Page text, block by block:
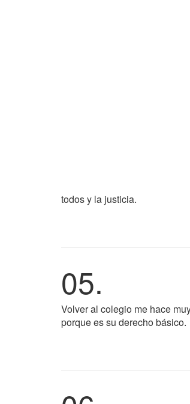
todos y la justicia.
05.
Volver al colegio me hace
porque es su derecho básico.